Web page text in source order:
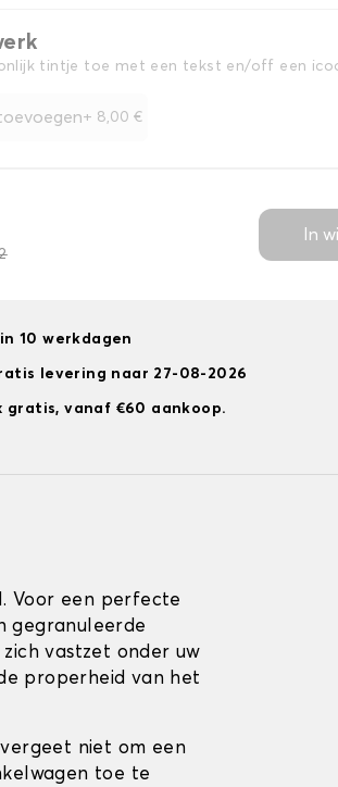
tintje toe met een tekst en/off een
+ 8,00 €
In
10 werkdagen
levering naar 27-08-2026
gratis, vanaf €60 aankoop.
Voor een perfecte
gegranuleerde
vastzet onder uw
properheid van het
niet om een
toe te